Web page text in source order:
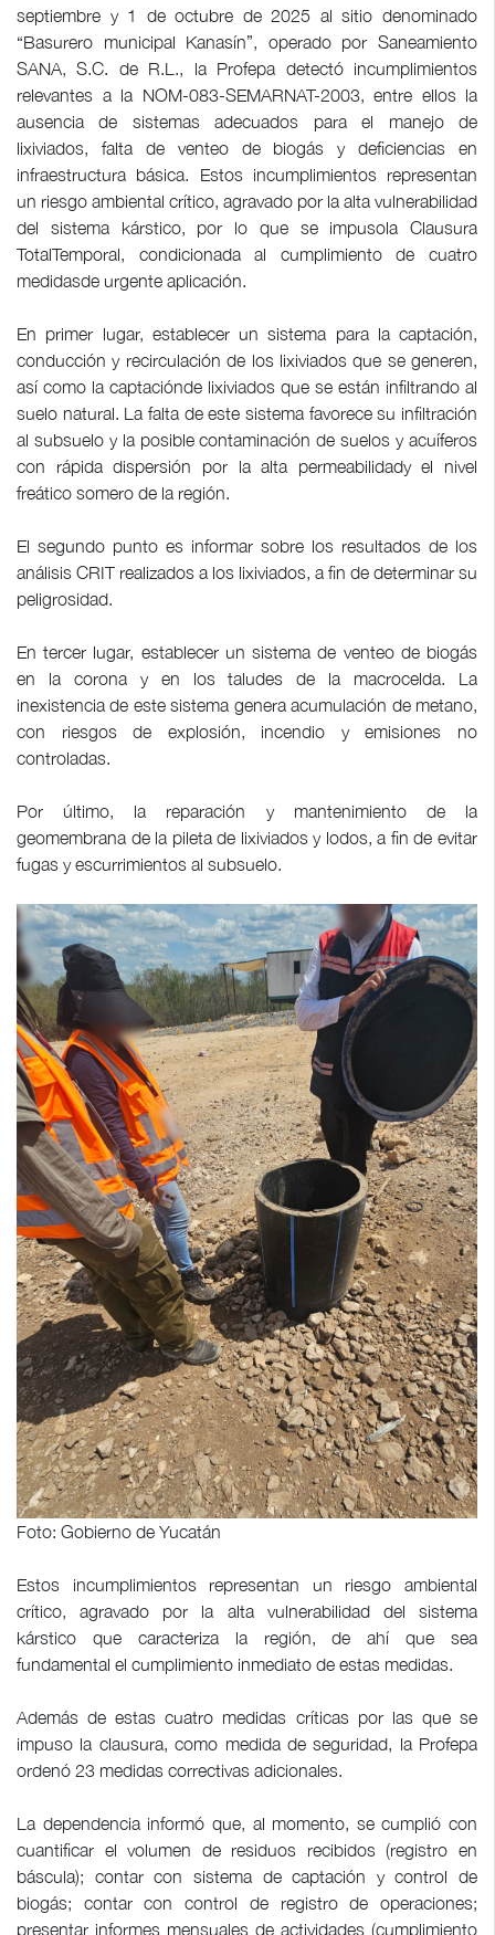
septiembre y 1 de octubre de 2025 al sitio denominado
“Basurero municipal Kanasín”, operado por Saneamiento
SANA, S.C. de R.L., la Profepa detectó incumplimientos
relevantes a la NOM-083-SEMARNAT-2003, entre ellos la
ausencia de sistemas adecuados para el manejo de
lixiviados, falta de venteo de biogás y deficiencias en
infraestructura básica. Estos incumplimientos representan
un riesgo ambiental crítico, agravado por la alta vulnerabilidad
del sistema kárstico, por lo que se impusola Clausura
TotalTemporal, condicionada al cumplimiento de cuatro
medidasde urgente aplicación.
En primer lugar, establecer un sistema para la captación,
conducción y recirculación de los lixiviados que se generen,
así como la captaciónde lixiviados que se están infiltrando al
suelo natural. La falta de este sistema favorece su infiltración
al subsuelo y la posible contaminación de suelos y acuíferos
con rápida dispersión por la alta permeabilidady el nivel
freático somero de la región.
El segundo punto es informar sobre los resultados de los
análisis CRIT realizados a los lixiviados, a fin de determinar su
peligrosidad.
En tercer lugar, establecer un sistema de venteo de biogás
en la corona y en los taludes de la macrocelda. La
inexistencia de este sistema genera acumulación de metano,
con riesgos de explosión, incendio y emisiones no
controladas.
Por último, la reparación y mantenimiento de la
geomembrana de la pileta de lixiviados y lodos, a fin de evitar
fugas y escurrimientos al subsuelo.
Foto: Gobierno de Yucatán
Estos incumplimientos representan un riesgo ambiental
crítico, agravado por la alta vulnerabilidad del sistema
kárstico que caracteriza la región, de ahí que sea
fundamental el cumplimiento inmediato de estas medidas.
Además de estas cuatro medidas críticas por las que se
impuso la clausura, como medida de seguridad, la Profepa
ordenó 23 medidas correctivas adicionales.
La dependencia informó que, al momento, se cumplió con
cuantificar el volumen de residuos recibidos (registro en
báscula); contar con sistema de captación y control de
biogás; contar con control de registro de operaciones;
presentar informes mensuales de actividades (cumplimiento